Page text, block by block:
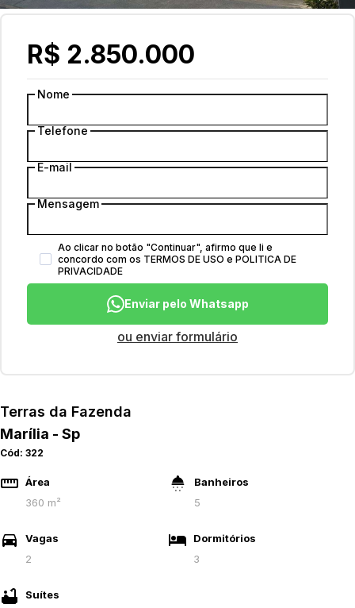
Terras da Fazenda
Marília - Sp
Cód: 322
Área
360 m²
Banheiros
5
Vagas
2
Dormitórios
3
Suítes
R$ 2.850.000
Nome
Telefone
E-mail
Mensagem
Ao clicar no botão "Continuar", afirmo que li e
concordo com os TERMOS DE USO e POLITICA DE
PRIVACIDADE
Enviar pelo Whatsapp
ou enviar formulário